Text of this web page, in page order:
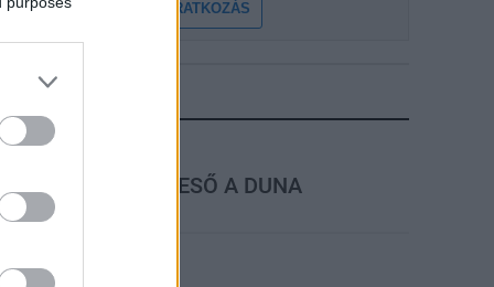
FELIRATKOZÁS
MEGÉRKEZETT AZ ESŐ A DUNA
Országos hírek